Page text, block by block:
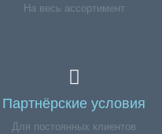
На весь ассортимент
Партнёрские условия
Для постоянных клиентов